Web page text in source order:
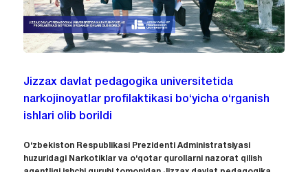
Jizzax davlat pedagogika universitetida
narkojinoyatlar profilaktikasi bo‘yicha o‘rganish
ishlari olib borildi
O‘zbekiston Respublikasi Prezidenti Administratsiyasi
huzuridagi Narkotiklar va o‘qotar qurollarni nazorat qilish